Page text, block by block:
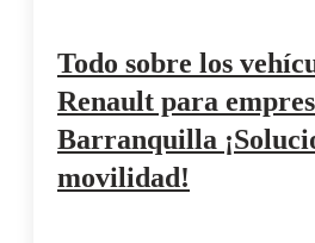
Todo sobre los
Renault para
Barranquilla
movilidad!